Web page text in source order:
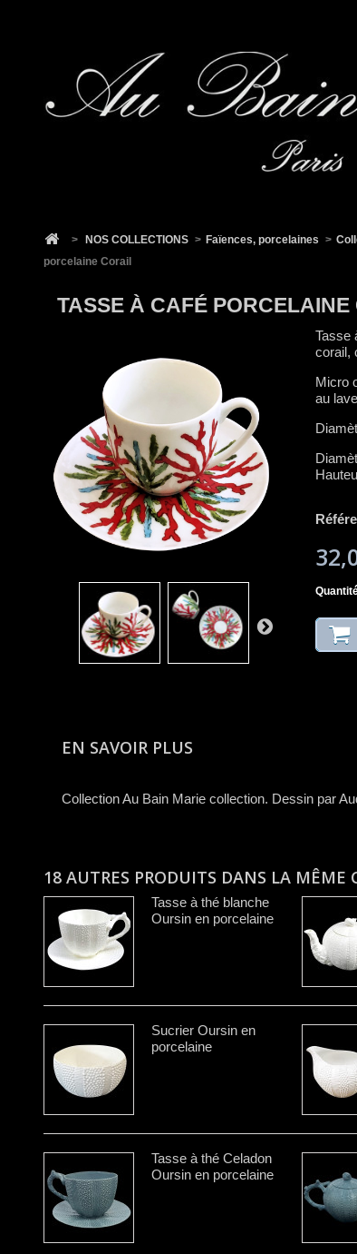
> NOS COLLECTIONS > Faïences, porcelaines >
porcelaine Corail
TASSE À CAFÉ PORCELAINE
Tasse
corail,
Micro
au
EN SAVOIR PLUS
Collection Au Bain Marie collection. Dessin par
18 AUTRES PRODUITS DANS LA MÊME
Tasse à thé blanche
Oursin en porcelaine
Sucrier Oursin en
porcelaine
Tasse à thé Celadon
Oursin en porcelaine